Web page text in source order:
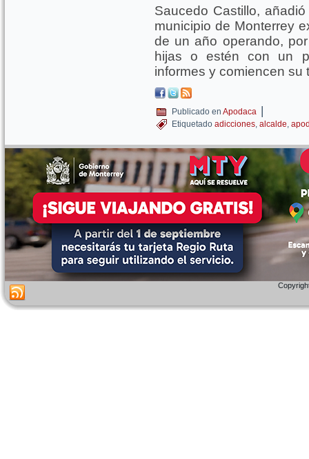
Saucedo Castillo,
municipio de Monterrey
de un año operando,
hijas o estén con un
informes y comiencen su
Publicado en Apodaca |
Etiquetado adicciones, alcalde,